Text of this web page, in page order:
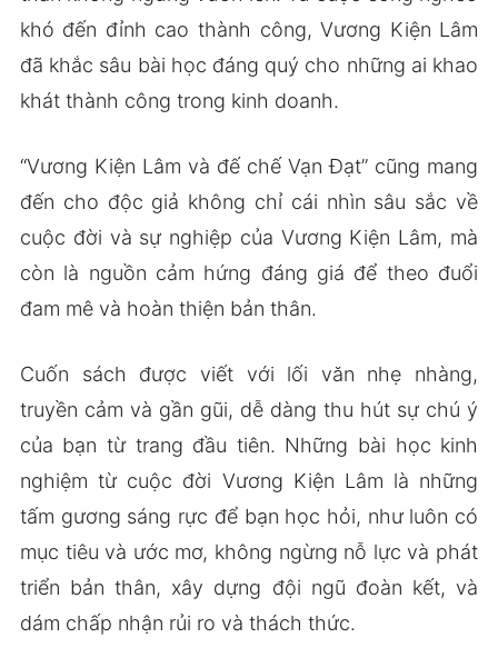
khó đến đỉnh cao thành công, Vương Kiện Lâm
đã khắc sâu bài học đáng quý cho những ai khao
khát thành công trong kinh doanh.
“Vương Kiện Lâm và đế chế Vạn Đạt” cũng mang
đến cho độc giả không chỉ cái nhìn sâu sắc về
cuộc đời và sự nghiệp của Vương Kiện Lâm, mà
còn là nguồn cảm hứng đáng giá để theo đuổi
đam mê và hoàn thiện bản thân.
Cuốn sách được viết với lối văn nhẹ nhàng,
truyền cảm và gần gũi, dễ dàng thu hút sự chú ý
của bạn từ trang đầu tiên. Những bài học kinh
nghiệm từ cuộc đời Vương Kiện Lâm là những
tấm gương sáng rực để bạn học hỏi, như luôn có
mục tiêu và ước mơ, không ngừng nỗ lực và phát
triển bản thân, xây dựng đội ngũ đoàn kết, và
dám chấp nhận rủi ro và thách thức.